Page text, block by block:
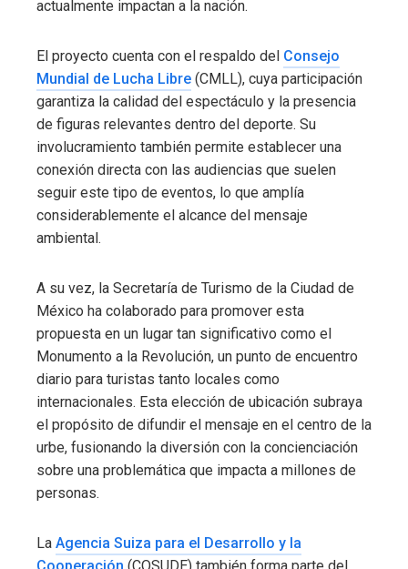
actualmente impactan a la nación.
El proyecto cuenta con el respaldo del Consejo
Mundial de Lucha Libre (CMLL), cuya participación
garantiza la calidad del espectáculo y la presencia
de figuras relevantes dentro del deporte. Su
involucramiento también permite establecer una
conexión directa con las audiencias que suelen
seguir este tipo de eventos, lo que amplía
considerablemente el alcance del mensaje
ambiental.
A su vez, la Secretaría de Turismo de la Ciudad de
México ha colaborado para promover esta
propuesta en un lugar tan significativo como el
Monumento a la Revolución, un punto de encuentro
diario para turistas tanto locales como
internacionales. Esta elección de ubicación subraya
el propósito de difundir el mensaje en el centro de la
urbe, fusionando la diversión con la concienciación
sobre una problemática que impacta a millones de
personas.
La Agencia Suiza para el Desarrollo y la